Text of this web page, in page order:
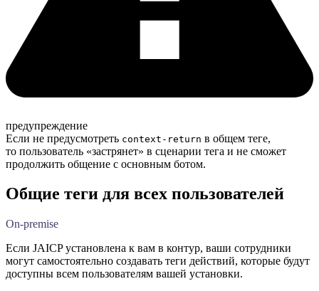
предупреждение
Если не предусмотреть context-return в общем теге,
то пользователь «застрянет» в сценарии тега и не сможет
продолжить общение с основным ботом.
Общие теги для всех пользователей
On-premise
Если JAICP установлена к вам в контур, ваши сотрудники
могут самостоятельно создавать теги действий, которые будут
доступны всем пользователям вашей установки.